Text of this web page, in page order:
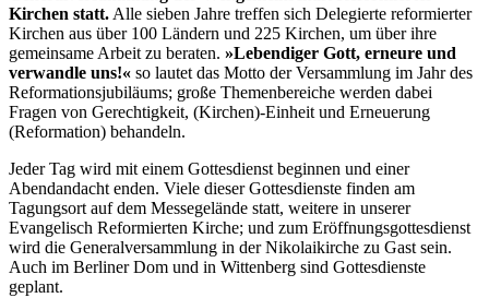
Kirchen statt.Alle sieben Jahre treffen sich Delegierte reformierter
Kirchen aus über 100 Ländern und 225 Kirchen, um über ihre
gemeinsame Arbeit zu beraten. »Lebendiger Gott, erneure und
verwandle uns!« so lautet das Motto der Versammlung im Jahr des
Reformationsjubiläums; große Themenbereiche werden dabei
Fragen von Gerechtigkeit, (Kirchen)-Einheit und Erneuerung
(Reformation) behandeln.
Jeder Tag wird mit einem Gottesdienst beginnen und einer
Abendandacht enden. Viele dieser Gottesdienste finden am
Tagungsort auf dem Messegelände statt, weitere in unserer
Evangelisch Reformierten Kirche; und zum Eröffnungsgottesdienst
wird die Generalversammlung in der Nikolaikirche zu Gast sein.
Auch im Berliner Dom und in Wittenberg sind Gottesdienste
geplant.